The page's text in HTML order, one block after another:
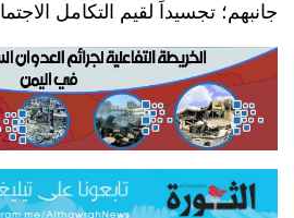
جانبهم؛ تجسيداً لقيم التكامل